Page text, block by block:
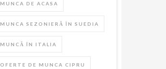
MUNCA DE ACASA
MUNCA SEZONIERĂ ÎN SUEDIA
MUNCĂ ÎN ITALIA
OFERTE DE MUNCA CIPRU